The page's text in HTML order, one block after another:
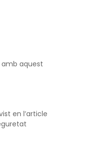
amb aquest
en l’article